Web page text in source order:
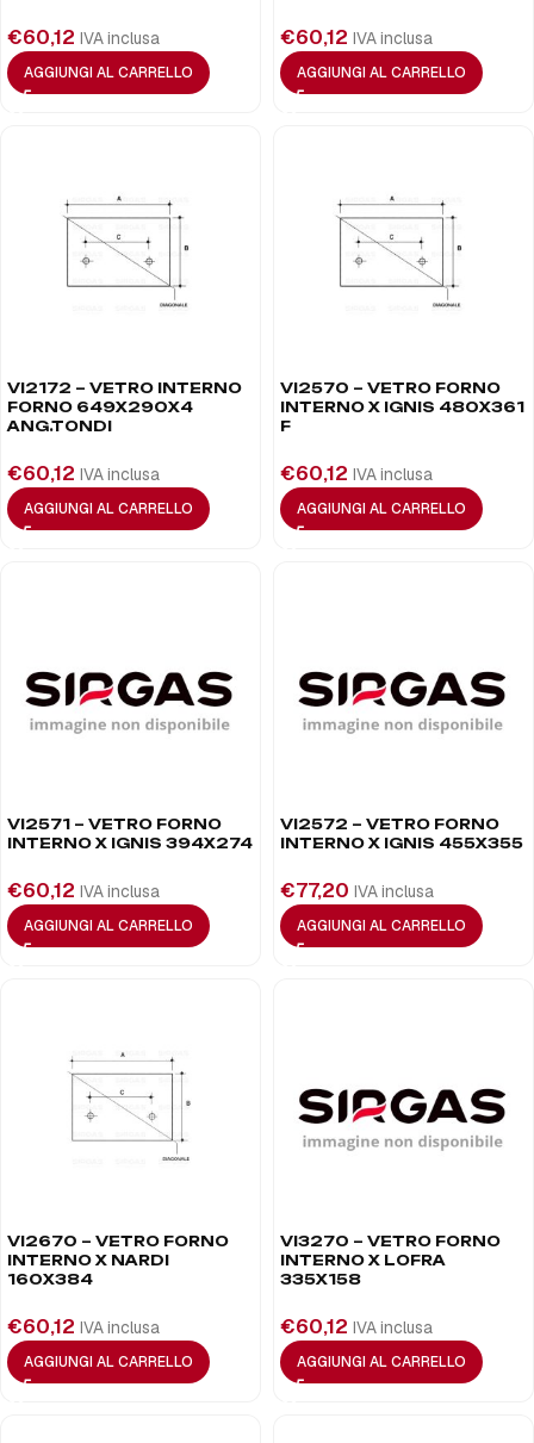
€60,12 IVA inclusa
AGGIUNGI AL CARRELLO
€60,12 IVA inclusa
AGGIUNGI AL CARRELLO
VI2172 – VETRO INTERNO
FORNO 649X290X4
ANG.TONDI
€60,12 IVA inclusa
AGGIUNGI AL CARRELLO
VI2570 – VETRO FORNO
INTERNO X IGNIS 480X361
F
€60,12 IVA inclusa
AGGIUNGI AL CARRELLO
VI2571 – VETRO FORNO
INTERNO X IGNIS 394X274
€60,12 IVA inclusa
AGGIUNGI AL CARRELLO
VI2572 – VETRO FORNO
INTERNO X IGNIS 455X355
€77,20 IVA inclusa
AGGIUNGI AL CARRELLO
VI2670 – VETRO FORNO
INTERNO X NARDI
160X384
€60,12 IVA inclusa
AGGIUNGI AL CARRELLO
VI3270 – VETRO FORNO
INTERNO X LOFRA
335X158
€60,12 IVA inclusa
AGGIUNGI AL CARRELLO